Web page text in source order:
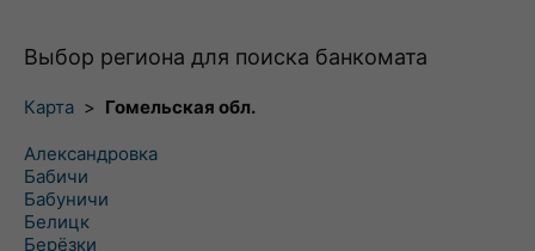
Выбор региона для поиска банкомата
Карта > Гомельская обл.
Александровка
Бабичи
Бабуничи
Белицк
Берёзки